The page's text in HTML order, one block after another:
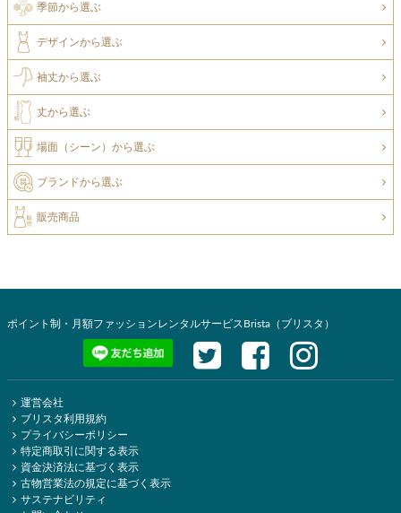
季節から選ぶ
デザインから選ぶ
袖丈から選ぶ
丈から選ぶ
場面（シーン）から選ぶ
ブランドから選ぶ
販売商品
ポイント制・月額ファッションレンタルサービスBrista（ブリスタ）
運営会社
ブリスタ利用規約
プライバシーポリシー
特定商取引に関する表示
資金決済法に基づく表示
古物営業法の規定に基づく表示
サステナビリティ